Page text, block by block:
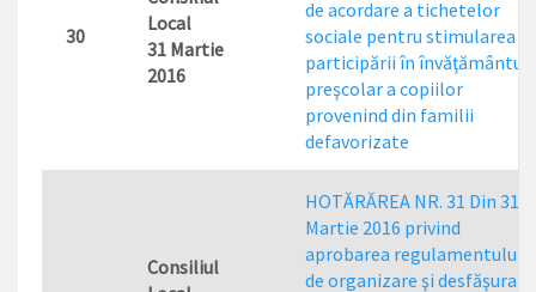
30
Local
31 Martie
2016
de acordare a tichetelor
sociale pentru stimularea
participării în învăţământul
preşcolar a copiilor
provenind din familii
defavorizate
Consiliul
HOTĂRĂREA NR. 31 Din 31
Martie 2016 privind
aprobarea regulamentului
de organizare şi desfăşurare